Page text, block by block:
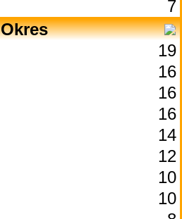
7
Okres
19
16
16
16
14
12
10
10